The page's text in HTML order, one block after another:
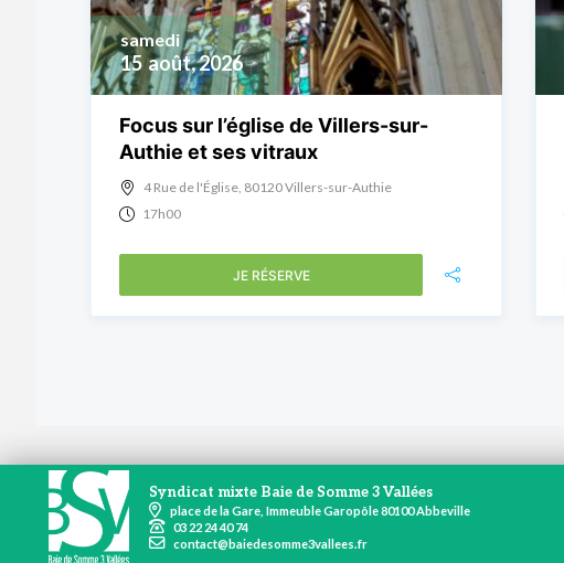
15 août, 2026
samedi
Focus sur l’église de Villers-sur-
Authie et ses vitraux
4 Rue de l'Église, 80120 Villers-sur-Authie
17h00
JE RÉSERVE
Syndicat mixte Baie de Somme 3 Vallées
place de la Gare, Immeuble Garopôle 80100 Abbeville
03 22 24 40 74
contact@baiedesomme3vallees.fr